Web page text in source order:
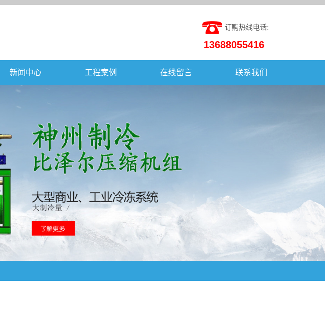
订购热线电话:
13688055416
新闻中心 工程案例 在线留言 联系我们